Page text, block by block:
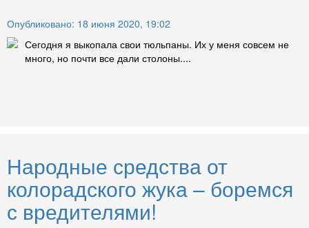
Опубликовано: 18 июня 2020, 19:02
Сегодня я выкопала свои тюльпаны. Их у меня совсем не
много, но почти все дали столоны....
Народные средства от
колорадского жука – боремся
с вредителями!